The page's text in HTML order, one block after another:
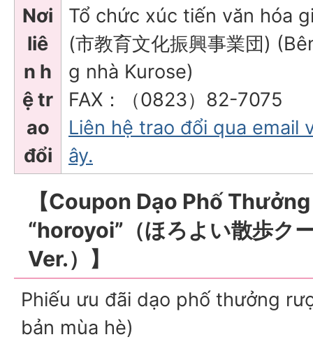
Nơi
liê
n h
ệ tr
ao
đổi
Tổ chức xúc tiến văn hóa
(市教育文化振興事業団)
g nhà Kurose)
FAX：（0823）82-7075
Liên hệ trao đổi qua email
ây.
【Coupon Dạo Phố
“horoyoi”（ほろよい散歩ク
Ver.）】
Phiếu ưu đãi dạo phố thưởng
bản mùa hè)